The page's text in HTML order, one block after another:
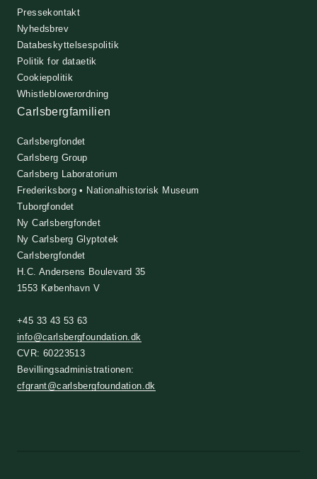
Pressekontakt
Nyhedsbrev
Databeskyttelsespolitik
Politik for dataetik
Cookiepolitik
Whistleblowerordning
Carlsbergfamilien
Carlsbergfondet
Carlsberg Group
Carlsberg Laboratorium
Frederiksborg • Nationalhistorisk Museum
Tuborgfondet
Ny Carlsbergfondet
Ny Carlsberg Glyptotek
Carlsbergfondet
H.C. Andersens Boulevard 35
1553 København V
+45 33 43 53 63
info@carlsbergfoundation.dk
CVR: 60223513
Bevillingsadministrationen:
cfgrant@carlsbergfoundation.dk